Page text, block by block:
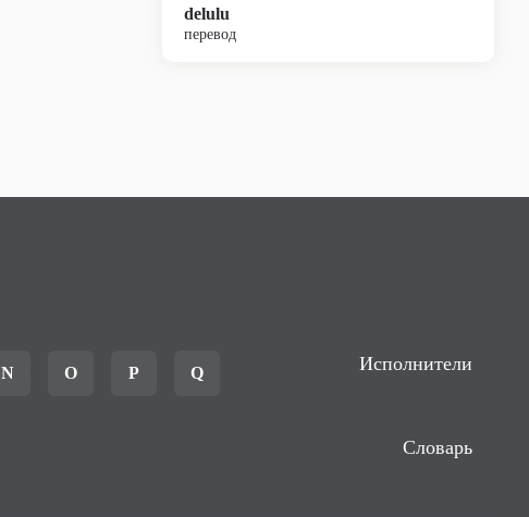
delulu
перевод
N O P Q Исполнители
Словарь